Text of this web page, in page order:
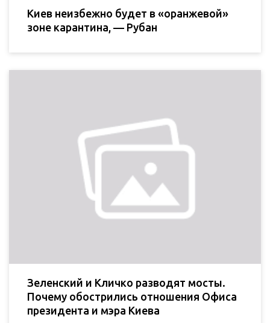
Киев неизбежно будет в «оранжевой»
зоне карантина, — Рубан
Зеленский и Кличко разводят мосты.
Почему обострились отношения Офиса
президента и мэра Киева